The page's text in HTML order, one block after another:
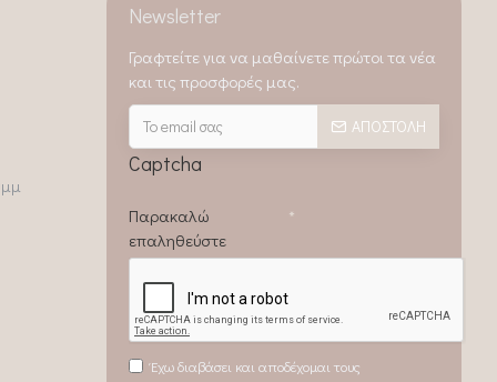
Newsletter
Γραφτείτε για να μαθαίνετε πρώτοι τα νέα
και τις προσφορές μας.
ΑΠΟΣΤΟΛΉ
Captcha
Παρακαλώ
επαληθεύστε
Έχω διαβάσει και αποδέχομαι τους